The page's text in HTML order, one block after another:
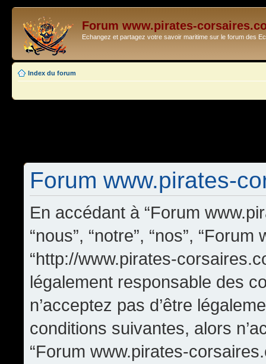
Forum www.pirates-
Echangez et partagez votre savoir maritime sur le forum des
Index du forum
Forum www.pirates-
En accédant à “Forum
“nous”, “notre”, “nos”,
“http://www.pirates-
légalement responsable des
n’acceptez pas d’être
conditions suivantes, alors
“Forum www.pirates-